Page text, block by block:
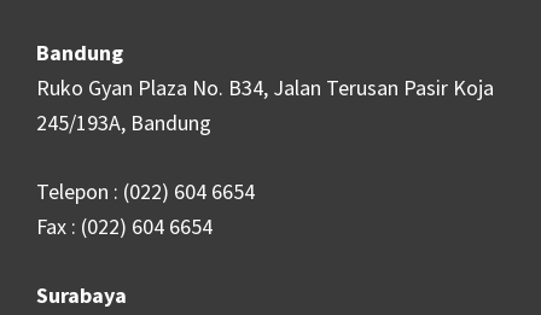
Bandung
Ruko Gyan Plaza No. B34, Jalan Terusan Pasir Koja
245/193A, Bandung
Telepon : (022) 604 6654
Fax : (022) 604 6654
Surabaya